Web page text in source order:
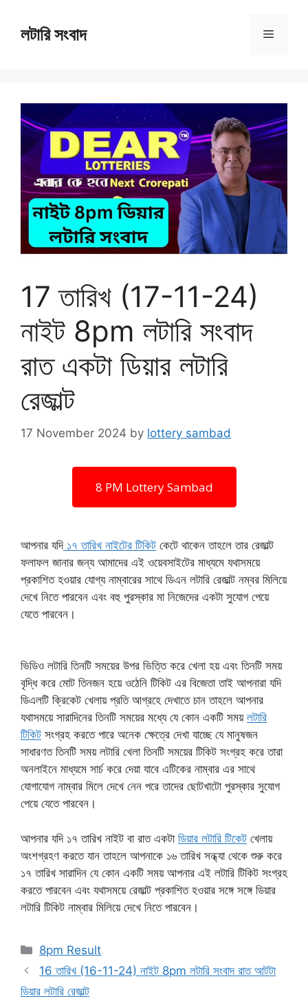
contentলটারি সংবাদ Menu
17 তারিখ (17-11-24)
নাইট 8pm লটারি সংবাদ
রাত একটা ডিয়ার লটারি
রেজাল্ট
17 November 2024 by lottery sambad
8 PM Lottery Sambad
আপনার যদি১৭ তারিখ নাইটের টিকিট কেটে থাকেন তাহলে তার রেজাল্ট
ফলাফল জানার জন্য আমাদের এই ওয়েবসাইটের মাধ্যমে যথাসময়ে
প্রকাশিত হওয়ার যোগ্য নাম্বারের সাথে ডিএন লটারি রেজাল্ট নম্বর মিলিয়ে
দেখে নিতে পারবেন এবং বহু পুরস্কার মা নিজেদের একটা সুযোগ পেয়ে
যেতে পারবেন।
ভিডিও লটারি তিনটি সময়ের উপর ভিত্তি করে খেলা হয় এবং তিনটি সময়
বৃদ্ধি করে মোট তিনজন হয়ে ওঠেনি টিকিট এর বিজেতা তাই আপনারা যদি
ডিএলটি ক্রিকেট খেলায় প্রতি আগ্রহে দেখাতে চান তাহলে আপনার
যথাসময়ে সারাদিনের তিনটি সময়ের মধ্যে যে কোন একটি সময় লটারি
টিকিট সংগ্রহ করতে পারে অনেক ক্ষেত্রে দেখা যাচ্ছে যে মানুষজন
সাধারণত তিনটি সময় লটারি খেলা তিনটি সময়ের টিকিট সংগ্রহ করে তারা
অনলাইনে মাধ্যমে সার্চ করে দেয়া যাবে এটিকের নাম্বার এর সাথে
যোগাযোগ নাম্বার মিলে দেখে নেন পরে তাদের ছোটখাটো পুরস্কার সুযোগ
পেয়ে যেতে পারবেন।
আপনার যদি ১৭ তারিখ নাইট বা রাত একটা ডিয়ার লটারি টিকেট খেলায়
অংশগ্রহণ করতে যান তাহলে আপনাকে ১৬ তারিখ সন্ধ্যা থেকে শুরু করে
১৭ তারিখ সারাদিন যে কোন একটি সময় আপনার এই লটারি টিকিট সংগ্রহ
করতে পারবেন এবং যথাসময়ে রেজাল্ট প্রকাশিত হওয়ার সঙ্গে সঙ্গে ডিয়ার
লটারি টিকিট নাম্বার মিলিয়ে দেখে নিতে পারবেন।
Categories
8pm Result
16 তারিখ (16-11-24) নাইট 8pm লটারি সংবাদ রাত আটটা
ডিয়ার লটারি রেজাল্ট